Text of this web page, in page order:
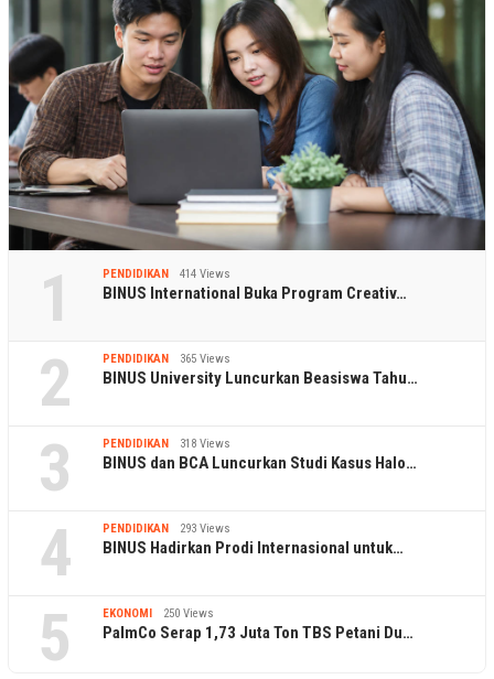
1 PENDIDIKAN 414 Views
BINUS International Buka Program Creativ…
2 PENDIDIKAN 365 Views
BINUS University Luncurkan Beasiswa Tahu…
3 PENDIDIKAN 318 Views
BINUS dan BCA Luncurkan Studi Kasus Halo…
4 PENDIDIKAN 293 Views
BINUS Hadirkan Prodi Internasional untuk…
5 EKONOMI 250 Views
PalmCo Serap 1,73 Juta Ton TBS Petani Du…